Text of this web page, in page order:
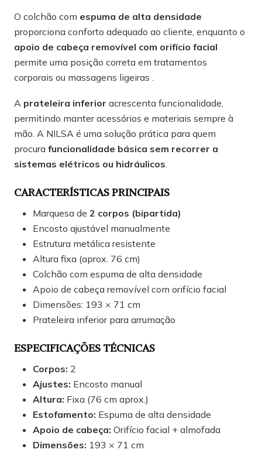
O colchão com espuma de alta densidade
proporciona conforto adequado ao cliente, enquanto o
apoio de cabeça removível com orifício facial
permite uma posição correta em tratamentos
corporais ou massagens ligeiras .
A prateleira inferior acrescenta funcionalidade,
permitindo manter acessórios e materiais sempre à
mão. A NILSA é uma solução prática para quem
procura funcionalidade básica sem recorrer a
sistemas elétricos ou hidráulicos
CARACTERÍSTICAS PRINCIPAIS
Marquesa de 2 corpos (bipartida)
Encosto ajustável manualmente
Estrutura metálica resistente
Altura fixa (aprox. 76 cm)
Colchão com espuma de alta densidade
Apoio de cabeça removível com orifício facial
Dimensões: 193 × 71 cm
Prateleira inferior para arrumação
ESPECIFICAÇÕES TÉCNICAS
Corpos: 2
Ajustes: Encosto manual
Altura: Fixa (76 cm aprox.)
Estofamento: Espuma de alta densidade
Apoio de cabeça: Orifício facial + almofada
Dimensões: 193 × 71 cm